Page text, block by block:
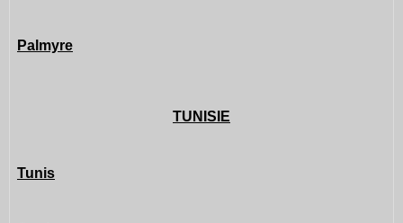
Palmyre
TUNISIE
Tunis